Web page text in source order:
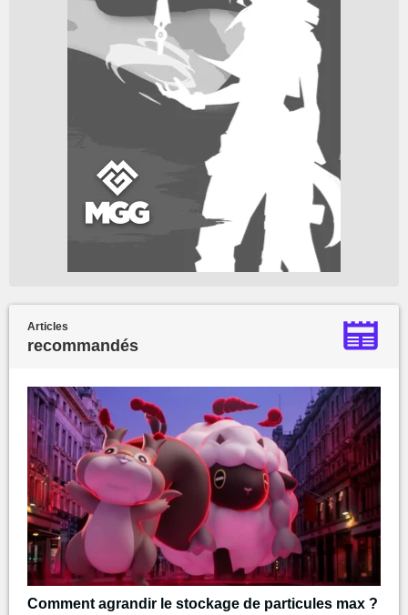
Articles
recommandés
Comment agrandir le stockage de particules max ?